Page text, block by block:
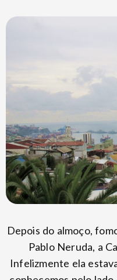
Depois do almoço,
Pablo Neruda, a
Infelizmente ela